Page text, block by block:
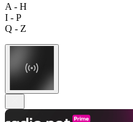
A - H
I - P
Q - Z